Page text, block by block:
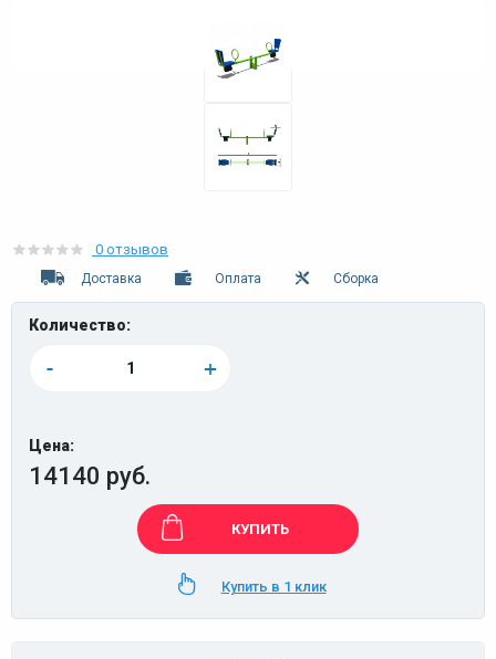
0 отзывов
Доставка Оплата Сборка
Количество:
- +
Цена:
14140 руб.
КУПИТЬ
Купить в 1 клик